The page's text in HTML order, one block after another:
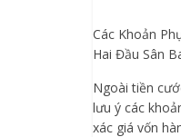
Các Khoản
Hai Đầu Sân
Ngoài tiền
lưu ý các
xác giá vốn